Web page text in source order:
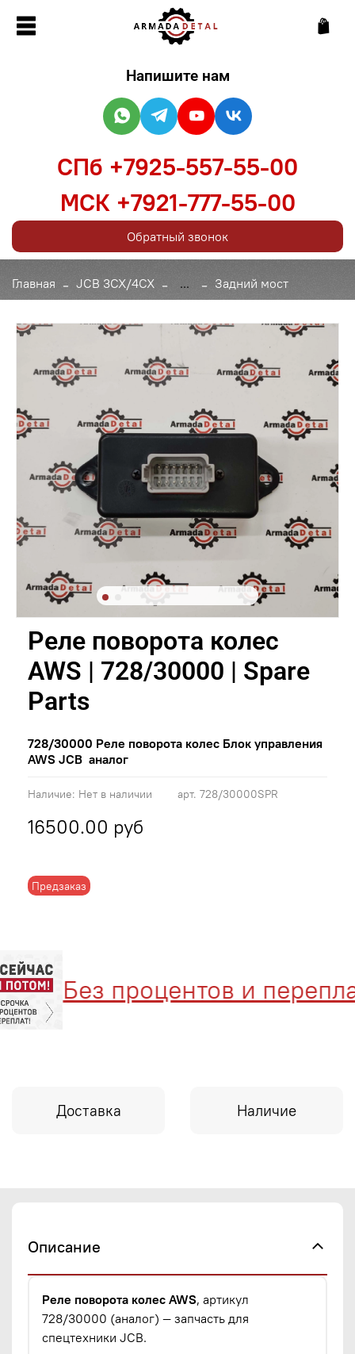
Главная JCB 3CX/4CX ... Задний мост
арт. 728/30000SPR
Наличие: Нет в наличии
Предзаказ
Реле поворота колес
AWS | 728/30000 | Spare
Parts
16500.00 руб
728/30000 Реле поворота колес Блок управления
AWS JCB аналог
Без процентов и переплат
Доставка Наличие
Описание
Реле поворота колес AWS, артикул
728/30000 (аналог) — запчасть для
спецтехники JCB.
Напишите нам
СПб +7925-557-55-00
МСК +7921-777-55-00
Обратный звонок